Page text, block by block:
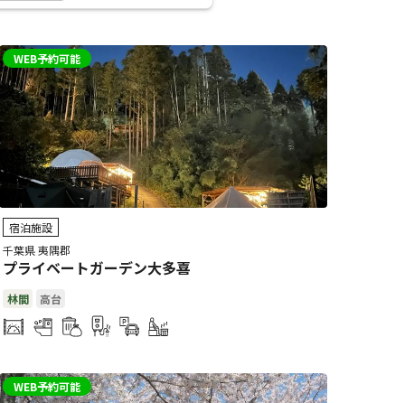
WEB予約可能
宿泊施設
千葉県 夷隅郡
プライベートガーデン大多喜
林間 高台
WEB予約可能